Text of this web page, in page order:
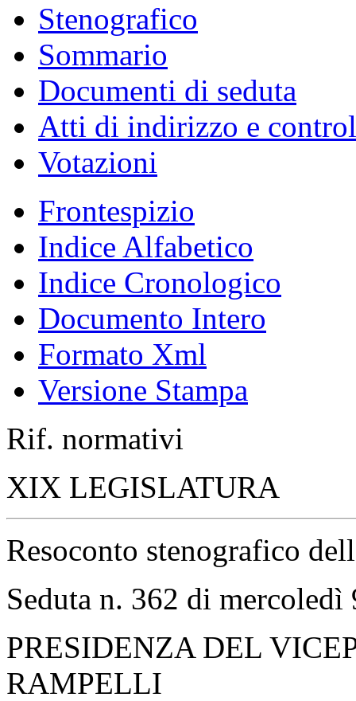
Stenografico
Sommario
Documenti di seduta
Atti di indirizzo e
Votazioni
Frontespizio
Indice Alfabetico
Indice Cronologico
Documento Intero
Formato Xml
Versione Stampa
Rif. normativi
XIX LEGISLATURA
Resoconto stenografico
Seduta n. 362 di mercoledì
PRESIDENZA DEL
RAMPELLI